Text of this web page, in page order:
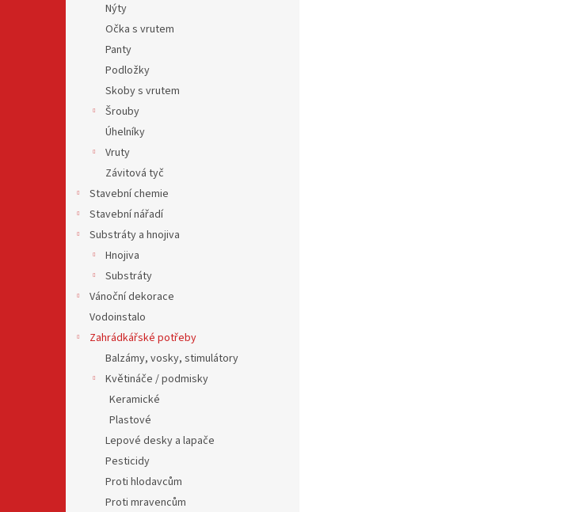
Nýty
Očka s vrutem
Panty
Podložky
Skoby s vrutem
Šrouby
Úhelníky
Vruty
Závitová tyč
Stavební chemie
Stavební nářadí
Substráty a hnojiva
Hnojiva
Substráty
Vánoční dekorace
Vodoinstalo
Zahrádkářské potřeby
Balzámy, vosky, stimulátory
Květináče / podmisky
Keramické
Plastové
Lepové desky a lapače
Pesticidy
Proti hlodavcům
Proti mravencům